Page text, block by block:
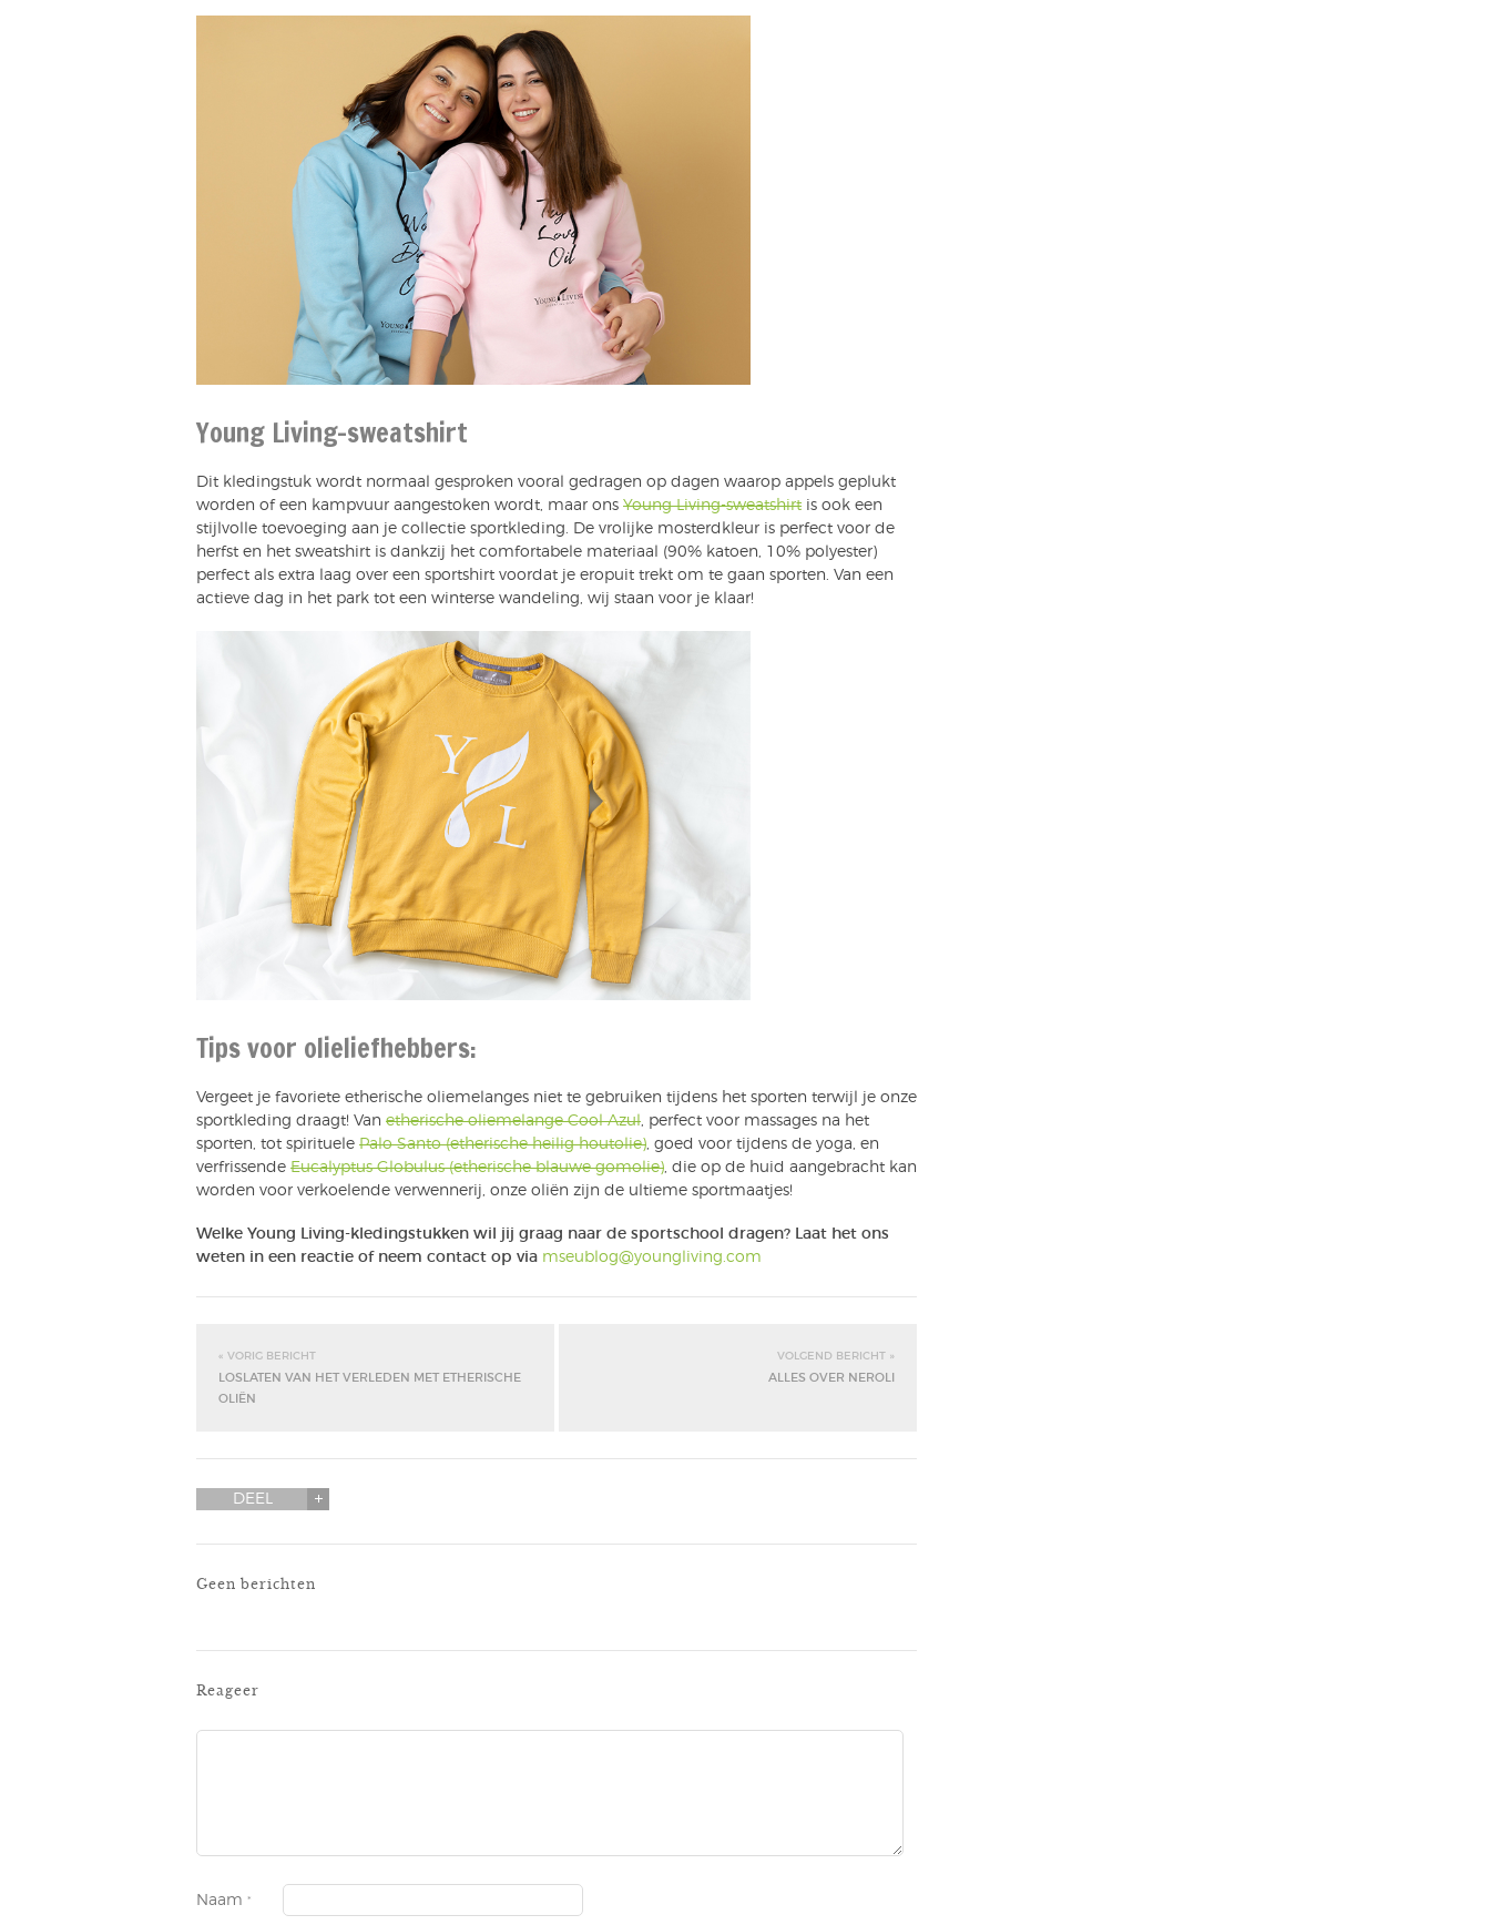
Young Living-sweatshirt
Dit kledingstuk wordt normaal gesproken vooral gedragen op dagen waarop appels geplukt
worden of een kampvuur aangestoken wordt, maar ons Young Living-sweatshirt is ook een
stijlvolle toevoeging aan je collectie sportkleding. De vrolijke mosterdkleur is perfect voor de
herfst en het sweatshirt is dankzij het comfortabele materiaal (90% katoen, 10% polyester)
perfect als extra laag over een sportshirt voordat je eropuit trekt om te gaan sporten. Van een
actieve dag in het park tot een winterse wandeling, wij staan voor je klaar!
Tips voor olieliefhebbers:
Vergeet je favoriete etherische oliemelanges niet te gebruiken tijdens het sporten terwijl je onze
sportkleding draagt! Van etherische oliemelange Cool Azul , perfect voor massages na het
sporten, tot spirituele Palo Santo (etherische heilig houtolie) , goed voor tijdens de yoga, en
verfrissende Eucalyptus Globulus (etherische blauwe gomolie) , die op de huid aangebracht kan
worden voor verkoelende verwennerij, onze oliën zijn de ultieme sportmaatjes!
Welke Young Living-kledingstukken wil jij graag naar de sportschool dragen? Laat het ons
weten in een reactie of neem contact op via mseublog@youngliving.com
« VORIG BERICHT
LOSLATEN VAN HET VERLEDEN MET ETHERISCHE
OLIËN
VOLGEND BERICHT »
ALLES OVER NEROLI
DEEL
Geen berichten
Reageer
Naam *